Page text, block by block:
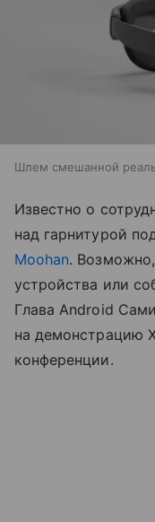
Шлем смешанной
Известно о
над гарнитурой
Moohan.
устройства или
Глава Android
на демонстрацию
конференции.